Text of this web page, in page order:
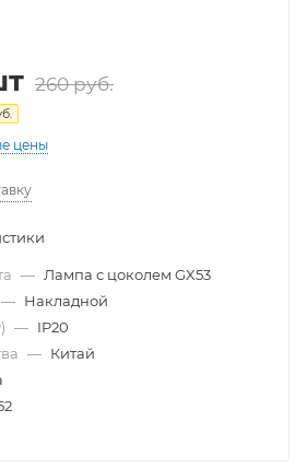
260руб.
цены
— Лампа с цоколем GX53
— Накладной
— IP20
— Китай